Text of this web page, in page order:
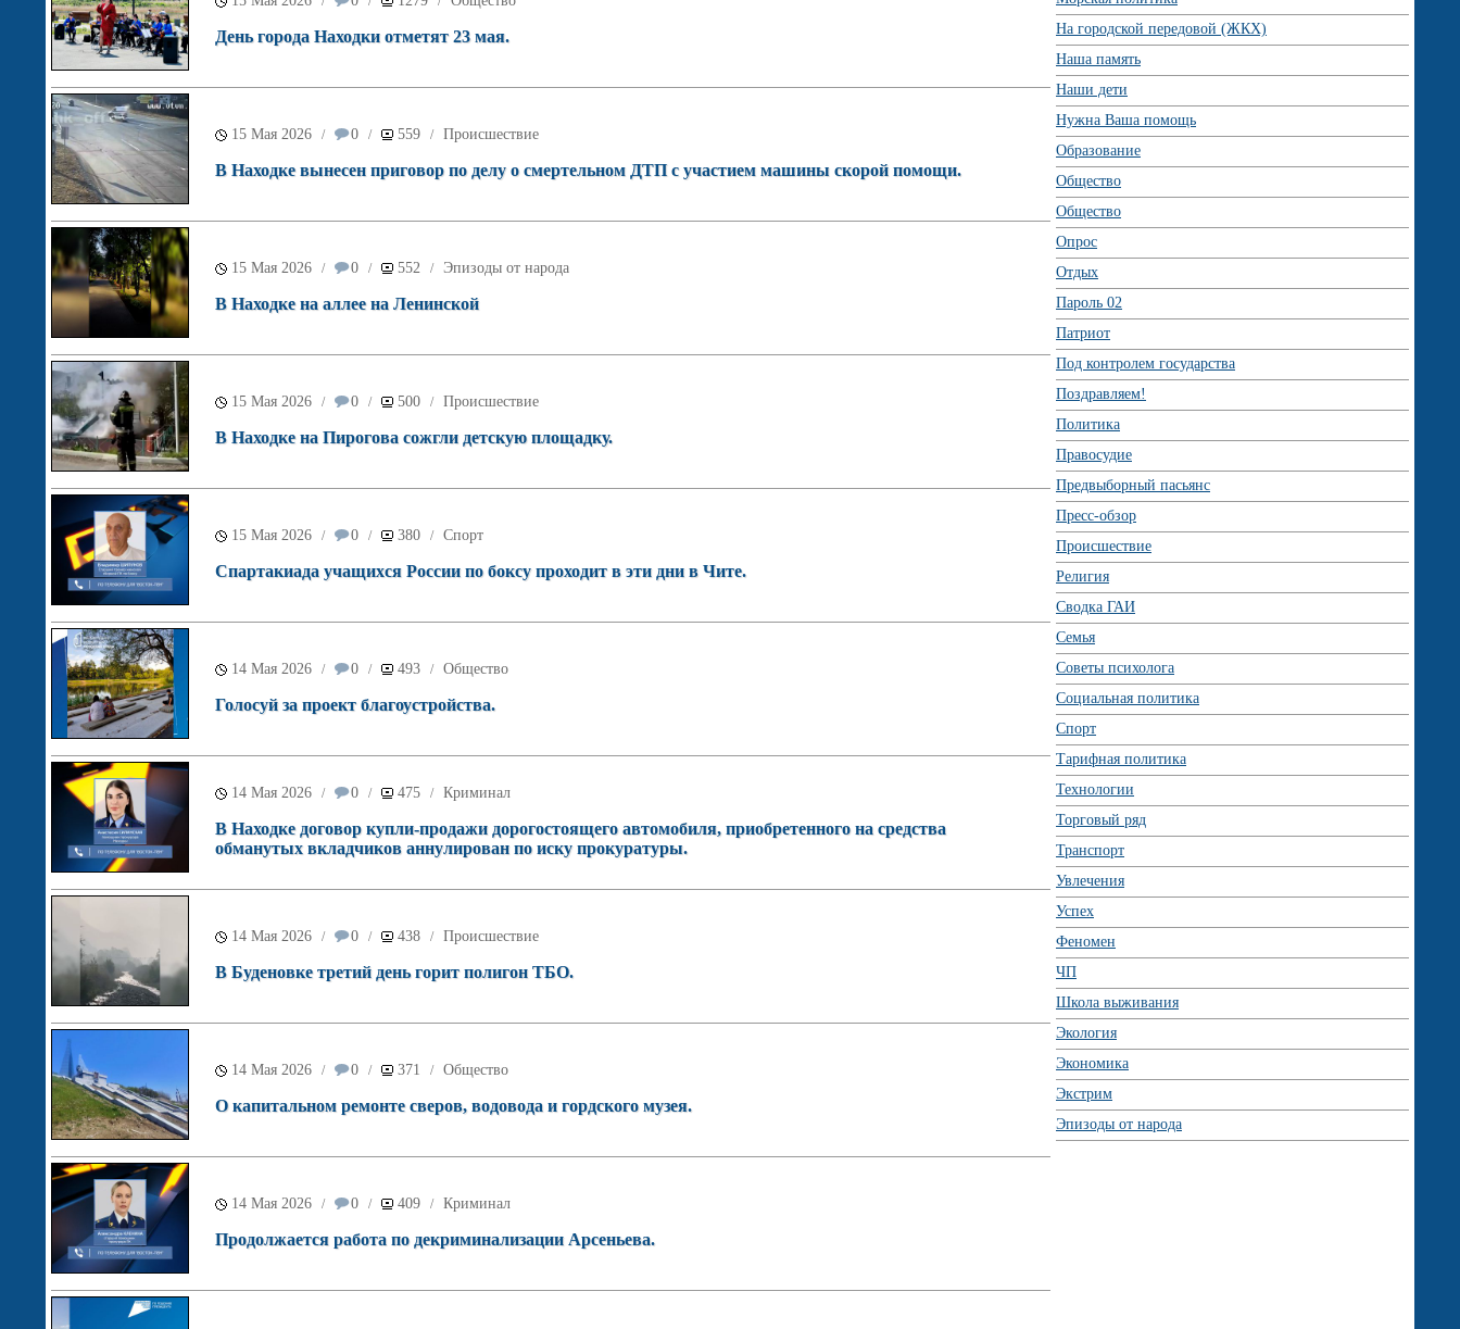
День города Находки отметят 23 мая.
15 Мая 2026 / 0 / 559 / Происшествие
В Находке вынесен приговор по делу о смертельном ДТП с участием машины скорой помощи.
15 Мая 2026 / 0 / 552 / Эпизоды от народа
В Находке на аллее на Ленинской
15 Мая 2026 / 0 / 500 / Происшествие
В Находке на Пирогова сожгли детскую площадку.
15 Мая 2026 / 0 / 380 / Спорт
Спартакиада учащихся России по боксу проходит в эти дни в Чите.
14 Мая 2026 / 0 / 493 / Общество
Голосуй за проект благоустройства.
14 Мая 2026 / 0 / 475 / Криминал
В Находке договор купли-продажи дорогостоящего автомобиля, приобретенного на средства
обманутых вкладчиков аннулирован по иску прокуратуры.
14 Мая 2026 / 0 / 438 / Происшествие
В Буденовке третий день горит полигон ТБО.
14 Мая 2026 / 0 / 371 / Общество
О капитальном ремонте сверов, водовода и гордского музея.
14 Мая 2026 / 0 / 409 / Криминал
Продолжается работа по декриминализации Арсеньева.
На городской передовой (ЖКХ)
Наша память
Наши дети
Нужна Ваша помощь
Образование
Общество
Общество
Опрос
Отдых
Пароль 02
Патриот
Под контролем государства
Поздравляем!
Политика
Правосудие
Предвыборный пасьянс
Пресс-обзор
Происшествие
Религия
Сводка ГАИ
Семья
Советы психолога
Социальная политика
Спорт
Тарифная политика
Технологии
Торговый ряд
Транспорт
Увлечения
Успех
Феномен
ЧП
Школа выживания
Экология
Экономика
Экстрим
Эпизоды от народа